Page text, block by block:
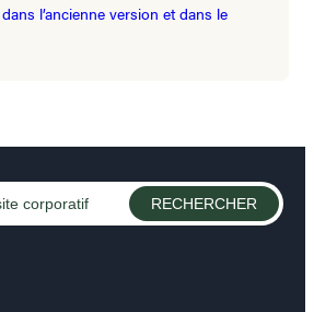
l’ancienne version et dans le